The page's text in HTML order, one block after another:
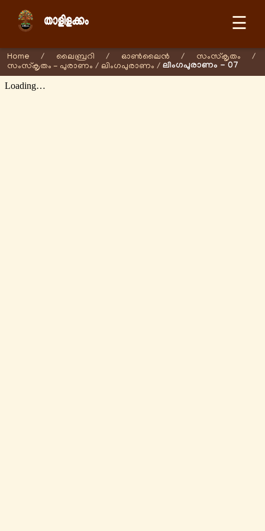
☰
Home / ലൈബ്രറി / ഓണ്‍ലൈന്‍ / സംസ്കൃതം
/
സംസ്കൃതം - പുരാണം / ലിംഗപുരാണം / ലിംഗപുരാണം - 07